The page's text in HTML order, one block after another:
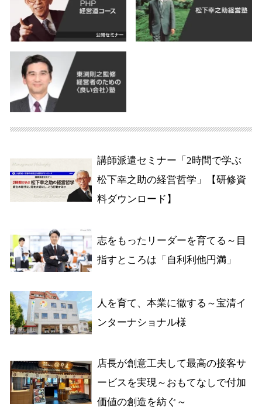
講師派遣セミナー「2時間で学ぶ
松下幸之助の経営哲学」【研修資
料ダウンロード】
志をもったリーダーを育てる～目
指すところは「自利利他円満」
人を育て、本業に徹する～宝清イ
ンターナショナル様
店長が創意工夫して最高の接客サ
ービスを実現～おもてなしで付加
価値の創造を紡ぐ～